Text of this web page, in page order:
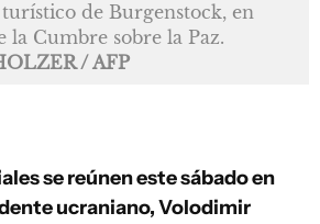
de Burgenstock, en
la Cumbre sobre la Paz.
/ AFP
se reúnen este sábado en
ucraniano, Volodimir